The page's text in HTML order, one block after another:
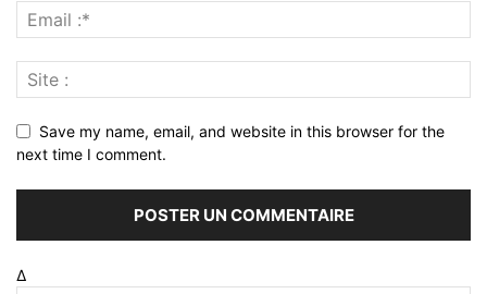
Save my name, email, and website in this browser for the
next time I comment.
Δ